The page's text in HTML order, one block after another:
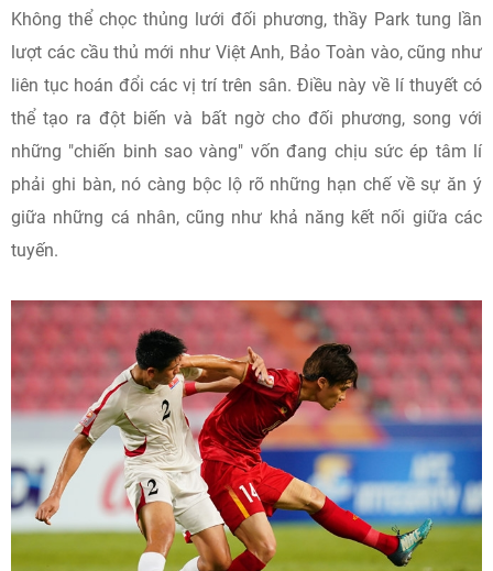
Không thể chọc thủng lưới đối phương, thầy Park tung lần
lượt các cầu thủ mới như Việt Anh, Bảo Toàn vào, cũng như
liên tục hoán đổi các vị trí trên sân. Điều này về lí thuyết có
thể tạo ra đột biến và bất ngờ cho đối phương, song với
những "chiến binh sao vàng" vốn đang chịu sức ép tâm lí
phải ghi bàn, nó càng bộc lộ rõ những hạn chế về sự ăn ý
giữa những cá nhân, cũng như khả năng kết nối giữa các
tuyến.